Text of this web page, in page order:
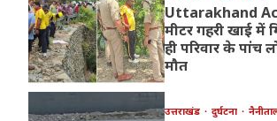
Uttarakhand
मीटर गहरी खाई में
ही परिवार के पांच
मौत
उत्तराखंड दुर्घटना